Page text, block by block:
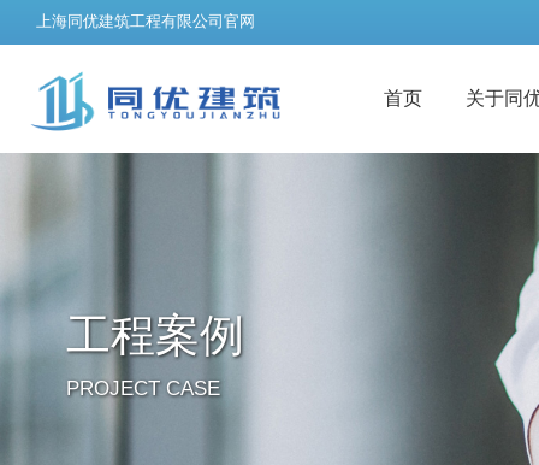
上海同优建筑工程有限公司官网
首页 关于同
工程案例
PROJECT CASE